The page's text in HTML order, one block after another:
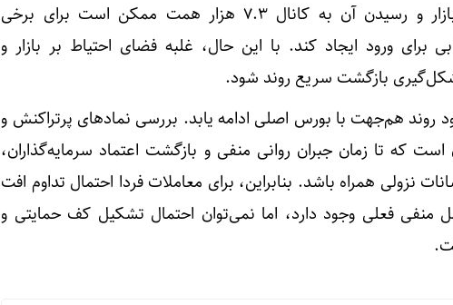
سوی دیگر، کاهش ارزش کل بازار و رسیدن آن به کانال ۷.۳ هزار همت ممکن است برای برخی
برای ورود ایجاد کند. با این حال، غلبه فضای احتیاط بر بازار و
شکل‌گیری بازگشت سریع روند شود.
روند هم‌جهت با بورس اصلی ادامه یابد. بررسی نمادهای پرتراکنش و
که تا زمان جبران روانی منفی و بازگشت اعتماد سرمایه‌گذاران،
نزولی همراه باشد. بنابراین، برای معاملات فردا احتمال تداوم افت
فعلی وجود دارد، اما نمی‌توان احتمال تشکیل کف حمایتی و